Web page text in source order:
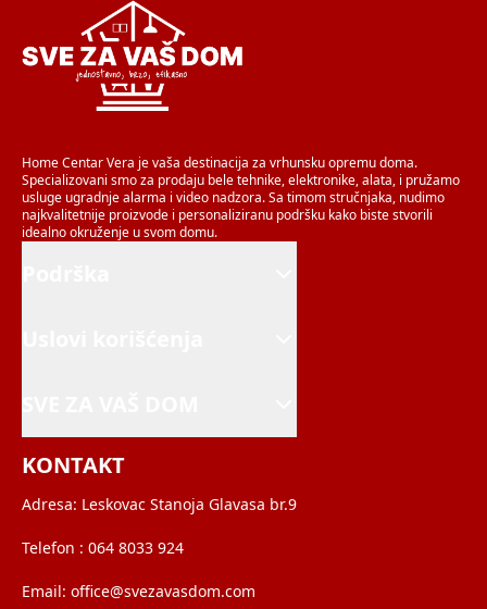
Home Centar Vera je vaša destinacija za vrhunsku opremu doma.
Specializovani smo za prodaju bele tehnike, elektronike, alata, i pružamo
usluge ugradnje alarma i video nadzora. Sa timom stručnjaka, nudimo
najkvalitetnije proizvode i personaliziranu podršku kako biste stvorili
idealno okruženje u svom domu.
KONTAKT
Adresa: Leskovac Stanoja Glavasa br.9
Telefon : 064 8033 924
Email: office@svezavasdom.com